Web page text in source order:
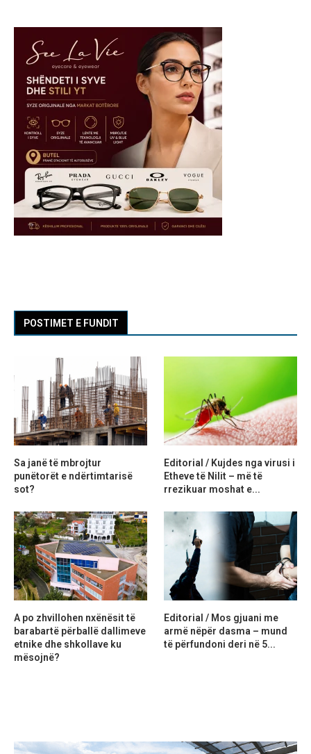
POSTIMET E FUNDIT
Sa janë të mbrojtur
punëtorët e ndërtimtarisë
sot?
Editorial / Kujdes nga virusi i
Etheve të Nilit – më të
rrezikuar moshat e...
A po zhvillohen nxënësit të
barabartë përballë dallimeve
etnike dhe shkollave ku
mësojnë?
Editorial / Mos gjuani me
armë nëpër dasma – mund
të përfundoni deri në 5...